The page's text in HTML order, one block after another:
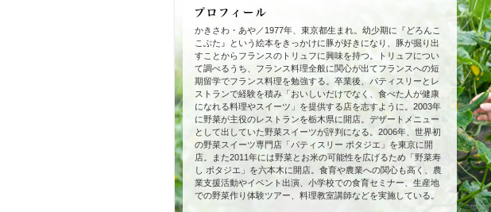
かきさわ・あや／1977年、東京都生まれ。幼少期に『どろんこ
こぶた』という絵本をきっかけに豚が好きになり、豚が掘り出
すことからフランスのトリュフに興味を持つ。トリュフについ
て調べるうち、フランス料理全般に関心が出てフランスへの短
期留学でフランス料理を勉強する。卒業後、パティスリーとレ
ストランで経験を積み「おいしいだけでなく、食べた人が健康
になれる料理やスイーツ」を提供する店を志すように。2003年
に野菜が主役のレストランを栃木県に開店。デザートメニュー
として出していた野菜スイーツが評判になる。2006年、世界初
の野菜スイーツ専門店「パティスリー ポタジエ」を東京に開
店。また2011年には野菜とお米の可能性を広げるため「野菜寿
し ポタジエ」を六本木に開店。食育や農業への関心も高く、農
業支援活動やイベント出演、小学校での食育セミナー、生産地
での野菜作り体験ツアー、料理教室講師などを実施している。